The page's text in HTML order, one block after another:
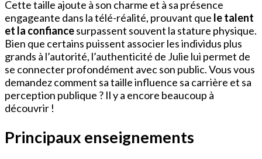
Cette taille ajoute à son charme et à sa présence
engageante dans la télé-réalité, prouvant que le talent
et la confiancesurpassent souvent la stature physique.
Bien que certains puissent associer les individus plus
grands à l’autorité, l’authenticité de Julie lui permet de
se connecter profondément avec son public. Vous vous
demandez comment sa taille influence sa carrière et sa
perception publique ? Il y a encore beaucoup à
découvrir !
Principaux enseignements